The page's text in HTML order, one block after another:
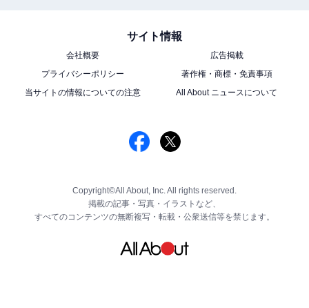
サイト情報
会社概要
広告掲載
プライバシーポリシー
著作権・商標・免責事項
当サイトの情報についての注意
All About ニュースについて
Copyright©All About, Inc. All rights reserved.
掲載の記事・写真・イラストなど、
すべてのコンテンツの無断複写・転載・公衆送信等を禁じます。